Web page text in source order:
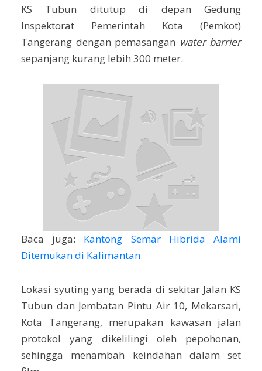
KS Tubun ditutup di depan Gedung
Inspektorat Pemerintah Kota (Pemkot)
Tangerang dengan pemasangan water barrier
sepanjang kurang lebih 300 meter.
Baca juga: Kantong Semar Hibrida Alami
Ditemukan di Kalimantan
Lokasi syuting yang berada di sekitar Jalan KS
Tubun dan Jembatan Pintu Air 10, Mekarsari,
Kota Tangerang, merupakan kawasan jalan
protokol yang dikelilingi oleh pepohonan,
sehingga menambah keindahan dalam set